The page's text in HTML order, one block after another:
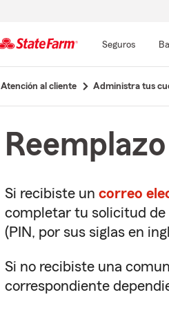
Seguros
Atención al cliente Administra tus
Si recibiste un correo
completar tu solicitud de
(PIN, por sus siglas en
Si no recibiste una
correspondiente